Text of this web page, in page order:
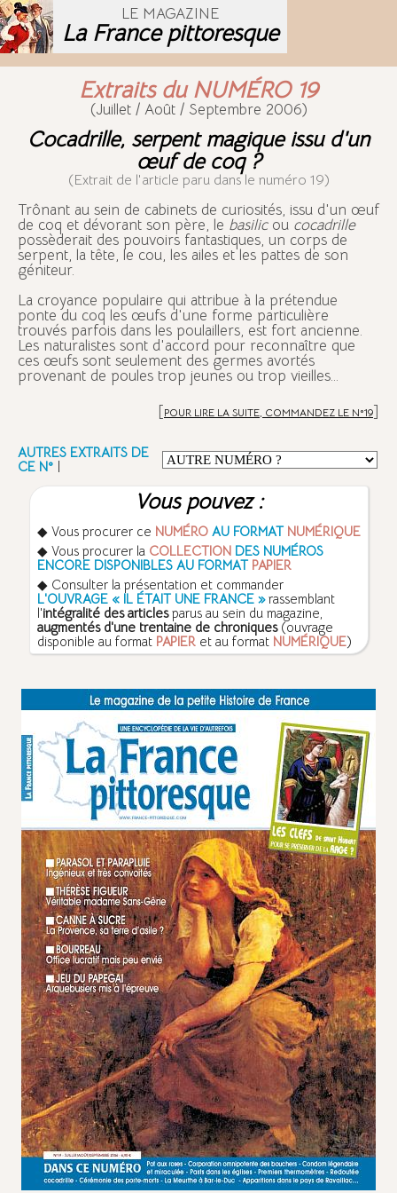
LE MAGAZINE
La France pittoresque
Extraits du NUMÉRO 19
(Juillet / Août / Septembre 2006)
Cocadrille, serpent magique issu d'un
œuf de coq ?
(Extrait de l'article paru dans le numéro 19)
Trônant au sein de cabinets de curiosités, issu d'un œuf
de coq et dévorant son père, le basilicou cocadrille
possèderait des pouvoirs fantastiques, un corps de
serpent, la tête, le cou, les ailes et les pattes de son
géniteur.
La croyance populaire qui attribue à la prétendue
ponte du coq les œufs d'une forme particulière
trouvés parfois dans les poulaillers, est fort ancienne.
Les naturalistes sont d'accord pour reconnaître que
ces œufs sont seulement des germes avortés
provenant de poules trop jeunes ou trop vieilles...
[POUR LIRE LA SUITE, COMMANDEZ LE N°19]
AUTRES EXTRAITS DE
CE N° |
Vous pouvez :
◆ Vous procurer ce NUMÉROAU FORMAT NUMÉRIQUE
◆ Vous procurer la COLLECTIONDES NUMÉROS
ENCORE DISPONIBLES AU FORMAT PAPIER
◆ Consulter la présentation et commander
L'OUVRAGE « IL ÉTAIT UNE FRANCE »rassemblant
l'intégralité des articlesparus au sein du magazine,
augmentés d'une trentaine de chroniques(ouvrage
disponible au format PAPIERet au format NUMÉRIQUE)